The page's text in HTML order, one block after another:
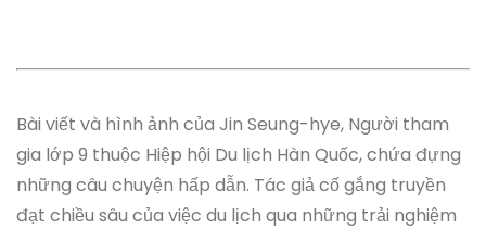
Bài viết và hình ảnh của Jin Seung-hye, Người tham
gia lớp 9 thuộc Hiệp hội Du lịch Hàn Quốc, chứa đựng
những câu chuyện hấp dẫn. Tác giả cố gắng truyền
đạt chiều sâu của việc du lịch qua những trải nghiệm